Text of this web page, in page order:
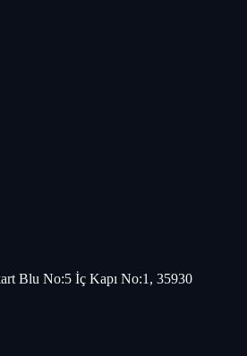
Blu No:5 İç Kapı No:1, 35930